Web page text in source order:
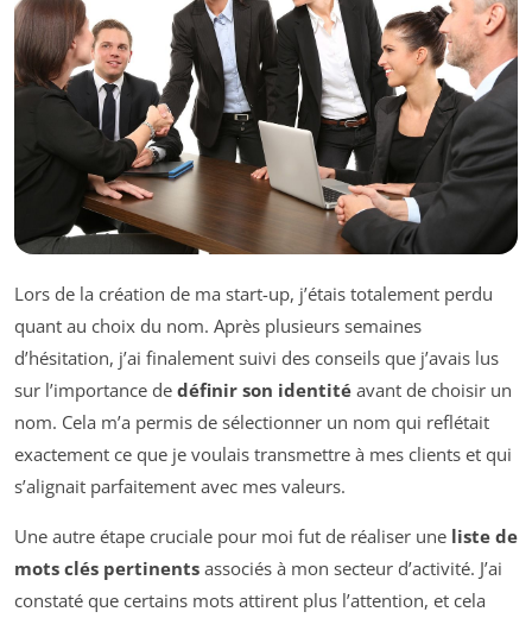
Lors de la création de ma start-up, j’étais totalement perdu
quant au choix du nom. Après plusieurs semaines
d’hésitation, j’ai finalement suivi des conseils que j’avais lus
sur l’importance de définir son identité avant de choisir un
nom. Cela m’a permis de sélectionner un nom qui reflétait
exactement ce que je voulais transmettre à mes clients et qui
s’alignait parfaitement avec mes valeurs.
Une autre étape cruciale pour moi fut de réaliser une liste de
mots clés pertinents associés à mon secteur d’activité. J’ai
constaté que certains mots attirent plus l’attention, et cela